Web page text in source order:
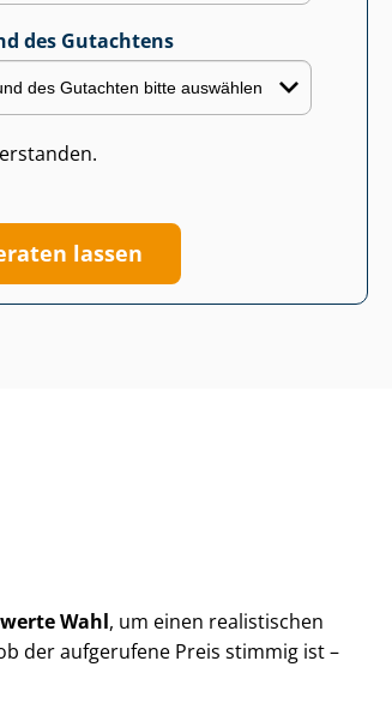
des Gutachtens
lassen
Wahl, um einen realistischen
der aufgerufene Preis stimmig ist –